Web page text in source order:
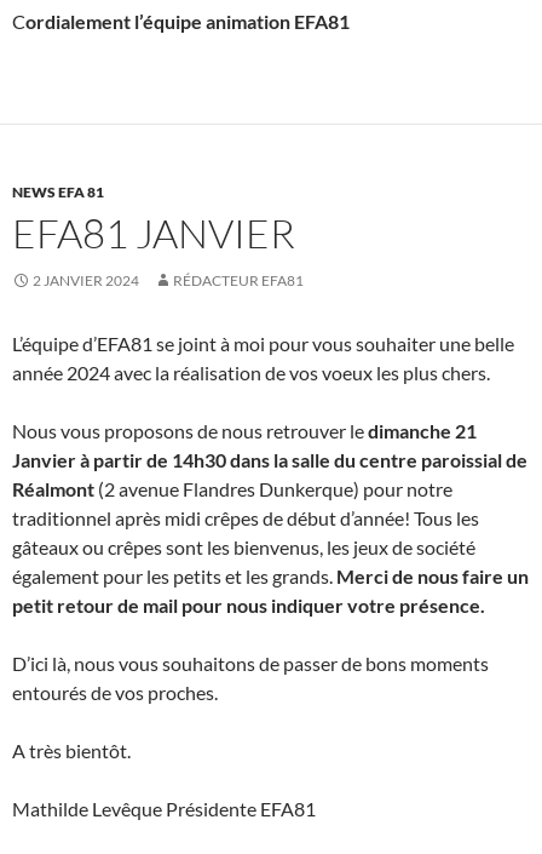
Cordialement l’équipe animation EFA81
NEWS EFA 81
EFA81 JANVIER
2 JANVIER 2024 RÉDACTEUR EFA81
L’équipe d’EFA81 se joint à moi pour vous souhaiter une belle
année 2024 avec la réalisation de vos voeux les plus chers.
Nous vous proposons de nous retrouver ledimanche 21
Janvier à partir de 14h30 dans la salle du centre paroissial de
Réalmont (2 avenue Flandres Dunkerque) pour notre
traditionnel après midi crêpes de début d’année! Tous les
gâteaux ou crêpes sont les bienvenus, les jeux de société
également pour les petits et les grands. Merci de nous faire un
petit retour de mail pour nous indiquer votre présence.
D’ici là, nous vous souhaitons de passer de bons moments
entourés de vos proches.
A très bientôt.
Mathilde Levêque Présidente EFA81